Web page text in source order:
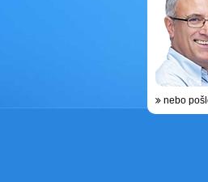
nebo